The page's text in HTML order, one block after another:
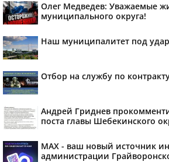
Олег Медведев: Уважаемые
муниципального округа!
Наш муниципалитет под
Отбор на службу по
Андрей Гриднев
поста главы Шебекинского
MAX - ваш новый источник
администрации